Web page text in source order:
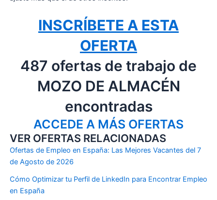
INSCRÍBETE A ESTA
OFERTA
487 ofertas de trabajo de
MOZO DE ALMACÉN
encontradas
ACCEDE A MÁS OFERTAS
VER OFERTAS RELACIONADAS
Ofertas de Empleo en España: Las Mejores Vacantes del 7
de Agosto de 2026
Cómo Optimizar tu Perfil de LinkedIn para Encontrar Empleo
en España